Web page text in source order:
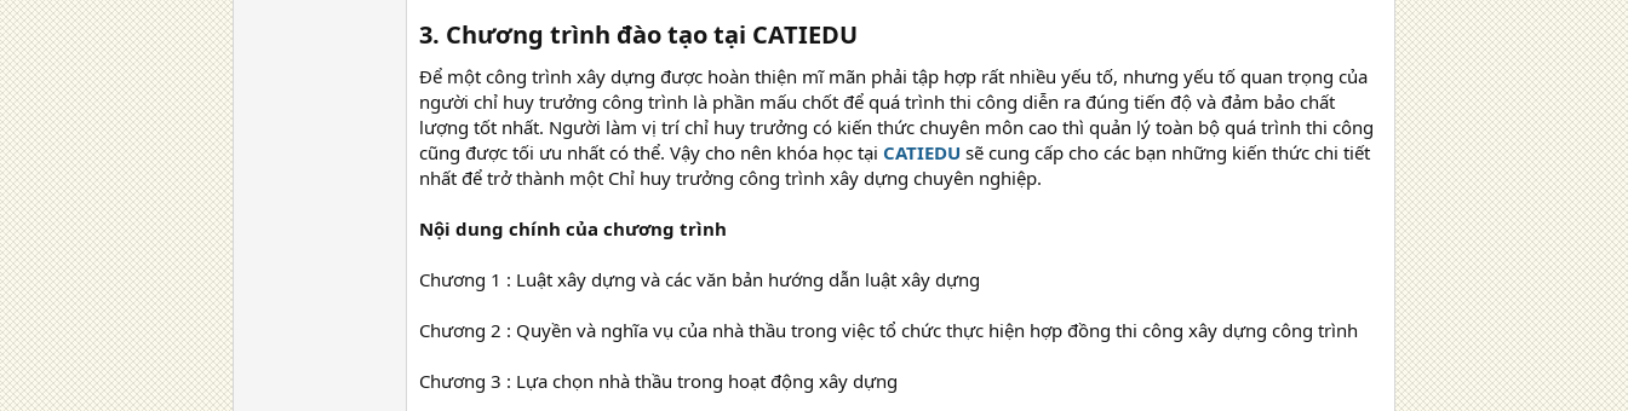
3. Chương trình đào tạo tại CATIEDU
Để một công trình xây dựng được hoàn thiện mĩ mãn phải tập hợp rất nhiều yếu tố, nhưng yếu tố quan trọng của
người chỉ huy trưởng công trình là phần mấu chốt để quá trình thi công diễn ra đúng tiến độ và đảm bảo chất
lượng tốt nhất. Người làm vị trí chỉ huy trưởng có kiến thức chuyên môn cao thì quản lý toàn bộ quá trình thi công
cũng được tối ưu nhất có thể. Vậy cho nên khóa học tại CATIEDU sẽ cung cấp cho các bạn những kiến thức chi tiết
nhất để trở thành một Chỉ huy trưởng công trình xây dựng chuyên nghiệp.
Nội dung chính của chương trình
Chương 1 : Luật xây dựng và các văn bản hướng dẫn luật xây dựng
Chương 2 : Quyền và nghĩa vụ của nhà thầu trong việc tổ chức thực hiện hợp đồng thi công xây dựng công trình
Chương 3 : Lựa chọn nhà thầu trong hoạt động xây dựng